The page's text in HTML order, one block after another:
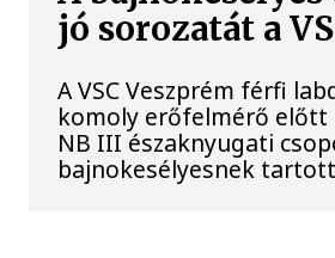
jó sorozatát a
A VSC Veszprém férfi
komoly erőfelmérő előtt
NB III északnyugati
bajnokesélyesnek